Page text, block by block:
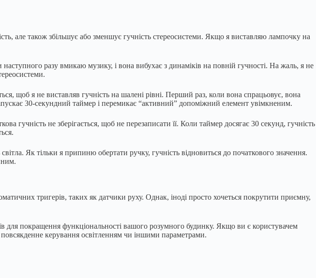
але також збільшує або зменшує гучність стереосистеми. Якщо я виставляю лампочку на
разу вмикаю музику, і вона вибухає з динаміків на повній гучності. На жаль, я не
щоб я не виставляв гучність на шалені рівні. Перший раз, коли вона спрацьовує, вона
30-секундний таймер і перемикає “активний” допоміжний елемент увімкненим.
гучність не зберігається, щоб не перезаписати її. Коли таймер досягає 30 секунд, гучність
Як тільки я припиню обертати ручку, гучність відновиться до початкового значення.
тригерів, таких як датчики руху. Однак, іноді просто хочеться покрутити приємну,
для покращення функціональності вашого розумного будинку. Якщо ви є користувачем
керування освітленням чи іншими параметрами.